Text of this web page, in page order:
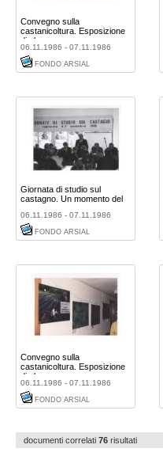
Convegno sulla
castanicoltura. Esposizione
di alcu ...
06.11.1986 - 07.11.1986
FONDO ARSIAL
Giornata di studio sul
castagno. Un momento del
06.11.1986 - 07.11.1986
FONDO ARSIAL
Convegno sulla
castanicoltura. Esposizione
di alcu ...
06.11.1986 - 07.11.1986
FONDO ARSIAL
documenti correlati 76 risultati